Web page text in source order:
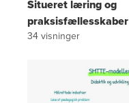
Situeret læring og
praksisfællesskaber
34visninger